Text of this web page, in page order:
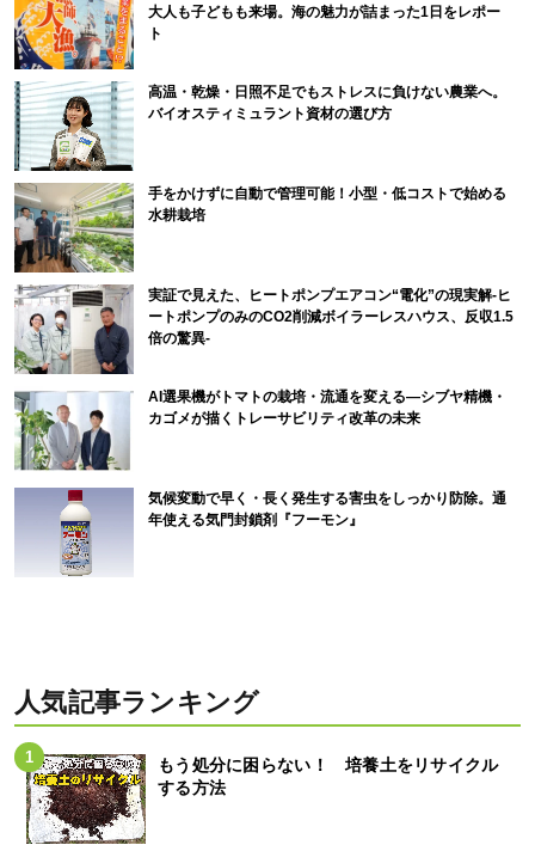
大人も子どもも来場。海の魅力が詰まった1日をレポー
ト
高温・乾燥・日照不足でもストレスに負けない農業へ。
バイオスティミュラント資材の選び方
手をかけずに自動で管理可能！小型・低コストで始める
水耕栽培
実証で見えた、ヒートポンプエアコン“電化”の現実解-ヒ
ートポンプのみのCO2削減ボイラーレスハウス、反収1.5
倍の驚異-
AI選果機がトマトの栽培・流通を変える―シブヤ精機・
カゴメが描くトレーサビリティ改革の未来
気候変動で早く・長く発生する害虫をしっかり防除。通
年使える気門封鎖剤『フーモン』
人気記事ランキング
もう処分に困らない！ 培養土をリサイクル
する方法